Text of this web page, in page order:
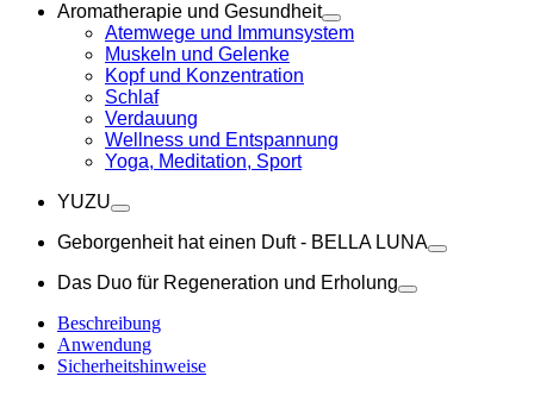
Aromatherapie und Gesundheit
Atemwege und Immunsystem
Muskeln und Gelenke
Kopf und Konzentration
Schlaf
Verdauung
Wellness und Entspannung
Yoga, Meditation, Sport
YUZU
Geborgenheit hat einen Duft - BELLA LUNA
Das Duo für Regeneration und Erholung
Beschreibung
Anwendung
Sicherheitshinweise